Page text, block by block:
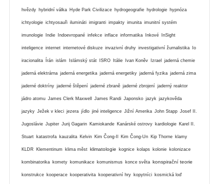
hvězdy hybridní válka Hyde Park Civilizace hydrogeografie hydrologie hypnóza
ichtyologie ichtyosauři ilumináti imigranti impakty imunita imunitní systém
imunologie Indie Indoevropané infekce inflace informatika Inkové InSight
inteligence internet internetové diskuze invazivní druhy investigativní žurnalistika Io
iracionalita Írán islám Islámský stát ISRO Itálie Ivan Koněv Izrael jaderná chemie
jaderná elektrárna jaderná energetika jaderná energetiky jaderná fyzika jaderná zima
jaderné doktríny jaderné štěpení jaderné zbraně jaderné zbrojení jaderný reaktor
jádro atomu James Clerk Maxwell James Randi Japonsko jazyk jazykověda
jazyky Ježek v kleci jezera jídlo jiné inteligence Jižní Amerika John Stapp Josef II.
Jugoslávie Jupiter Jurij Gagarin Kamiokande Kanárské ostrovy kardiologie Karel II.
Stuart katastrofa kauzalita Kelvin Kim Čong-Il Kim Čong-Un Kip Thorne klamy
KLDR Klementinum klima měst klimatologie kognice kolaps kolonie kolonizace
kombinatorika komety komunikace komunismus konce světa konspirační teorie
konstrukce kooperace kooperativita kooperativní hry kopytníci kosmická loď